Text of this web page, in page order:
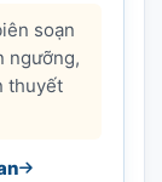
soạn
ngưỡng,
thuyết